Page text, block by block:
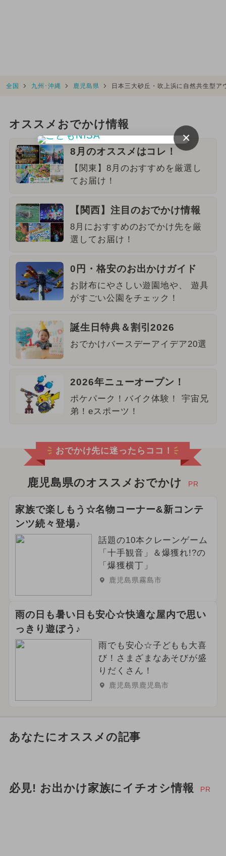
全国 九州･沖縄 鹿児島県 日本三大砂丘・吹上浜に自然共生型
オススメおでかけ情報
8月のオススメはコレ！
【関東】8月のおすすめを厳選し
てお届け！
【関西】注目のおでかけ情報
8月におすすめのおでかけ先を厳
選してお届け！
0円・格安のお出かけガイド
お財布にやさしい遊園地や、 遊具
がすごい公園をチェック！
誕生日特典＆割引2026
おでかけバースデーアイデア20選
2026年ニューオープン！
ポケパーク！バイク体験！ 宇宙兄
弟！eスポーツ！
おでかけ先に迷ったらココ！
鹿児島県のオススメおでかけ PR
家族で楽しもう☆名物コーナー&新コンテ
ンツ続々登場♪
話題の10本クレーンゲーム
「十手観音」＆爆獲れ!?の
「爆獲横丁」
鹿児島県霧島市
雨の日も暑い日も安心☆快適な屋内で思い
っきり遊ぼう♪
雨でも安心☆子どもも大喜
び！さまざまなあそびが盛
りだくさん！
鹿児島県鹿児島市
あなたにオススメの記事
必見! お出かけ家族にイチオシ情報 PR
×